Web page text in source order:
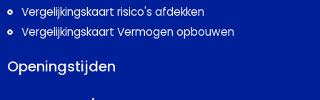
Vergelijkingskaart risico's afdekken
Vergelijkingskaart Vermogen opbouwen
Openingstijden